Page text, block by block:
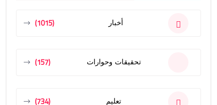
أخبار (1015)
تحقيقات وحوارات (157)
تعليم (734)